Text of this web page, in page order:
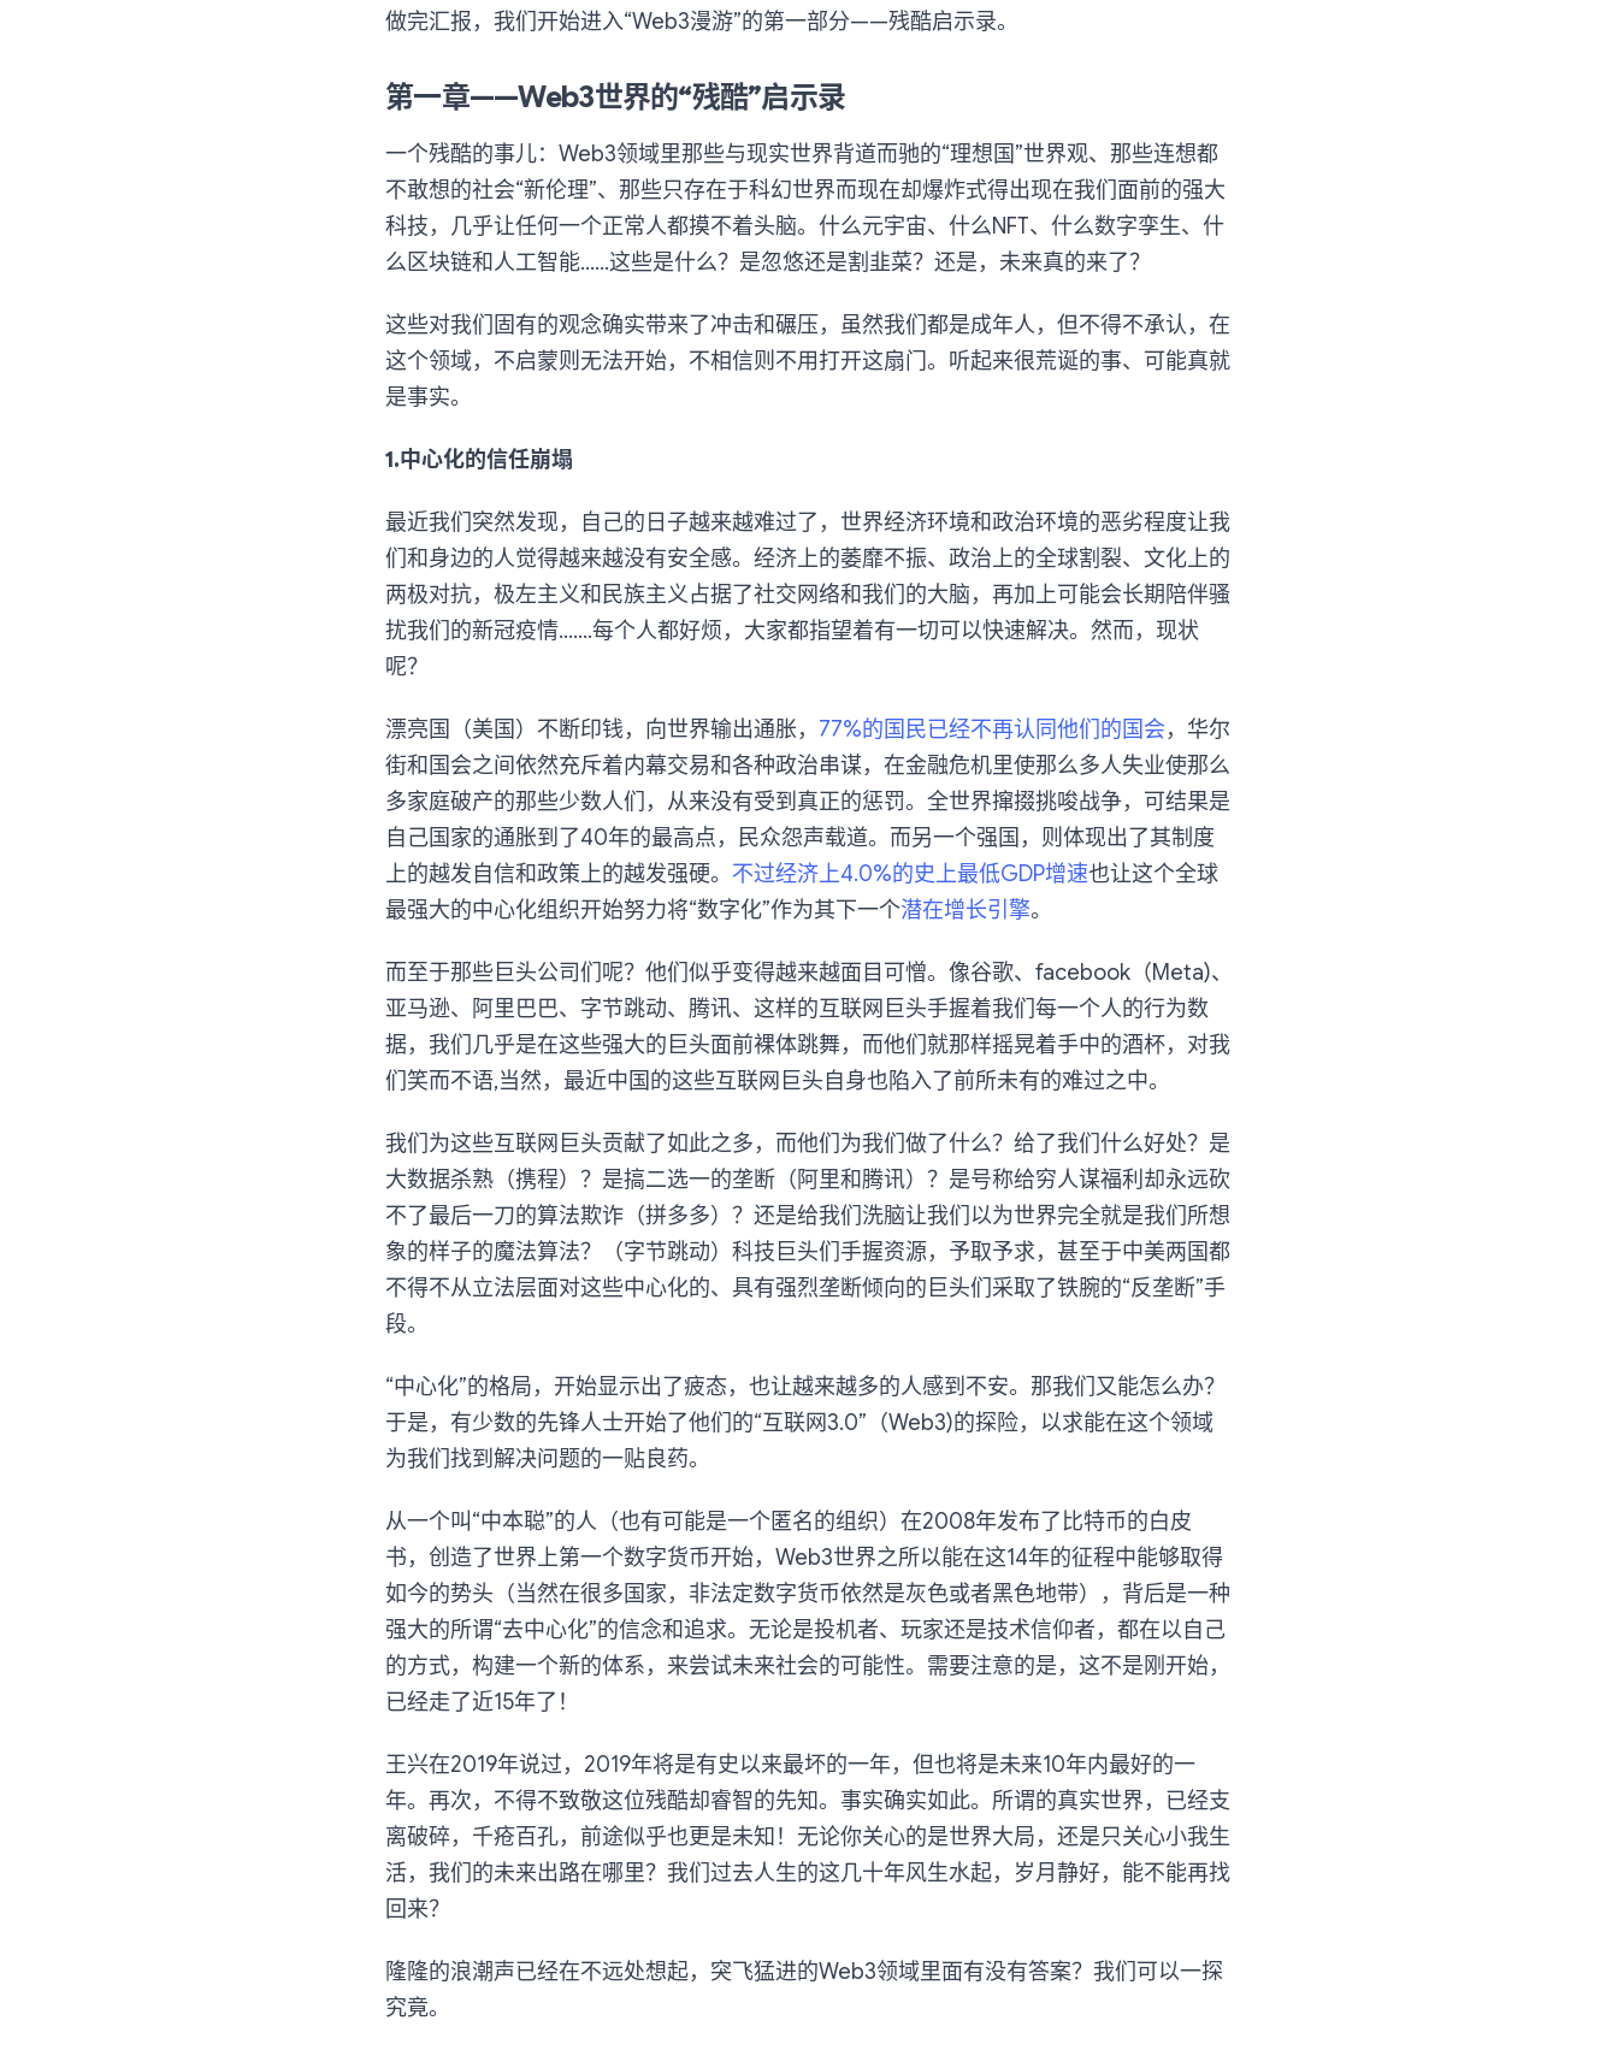
做完汇报，我们开始进入“Web3漫游”的第一部分——残酷启示录。
第一章——Web3世界的“残酷”启示录
一个残酷的事儿：Web3领域里那些与现实世界背道而驰的“理想国”世界观、那些连想都
不敢想的社会“新伦理”、那些只存在于科幻世界而现在却爆炸式得出现在我们面前的强大
科技，几乎让任何一个正常人都摸不着头脑。什么元宇宙、什么NFT、什么数字孪生、什
么区块链和人工智能……这些是什么？是忽悠还是割韭菜？还是，未来真的来了？
这些对我们固有的观念确实带来了冲击和碾压，虽然我们都是成年人，但不得不承认，在
这个领域，不启蒙则无法开始，不相信则不用打开这扇门。听起来很荒诞的事、可能真就
是事实。
1.中心化的信任崩塌
最近我们突然发现，自己的日子越来越难过了，世界经济环境和政治环境的恶劣程度让我
们和身边的人觉得越来越没有安全感。经济上的萎靡不振、政治上的全球割裂、文化上的
两极对抗，极左主义和民族主义占据了社交网络和我们的大脑，再加上可能会长期陪伴骚
扰我们的新冠疫情…….每个人都好烦，大家都指望着有一切可以快速解决。然而，现状
呢？
漂亮国（美国）不断印钱，向世界输出通胀， 77%的国民已经不再认同他们的国会，华尔
街和国会之间依然充斥着内幕交易和各种政治串谋，在金融危机里使那么多人失业使那么
多家庭破产的那些少数人们，从来没有受到真正的惩罚。全世界撺掇挑唆战争，可结果是
自己国家的通胀到了40年的最高点，民众怨声载道。而另一个强国，则体现出了其制度
上的越发自信和政策上的越发强硬。 不过经济上4.0%的史上最低GDP增速也让这个全球
最强大的中心化组织开始努力将“数字化”作为其下一个潜在增长引擎。
而至于那些巨头公司们呢？他们似乎变得越来越面目可憎。像谷歌、facebook（Meta)、
亚马逊、阿里巴巴、字节跳动、腾讯、这样的互联网巨头手握着我们每一个人的行为数
据，我们几乎是在这些强大的巨头面前裸体跳舞，而他们就那样摇晃着手中的酒杯，对我
们笑而不语,当然，最近中国的这些互联网巨头自身也陷入了前所未有的难过之中。
我们为这些互联网巨头贡献了如此之多，而他们为我们做了什么？给了我们什么好处？是
大数据杀熟（携程）？是搞二选一的垄断（阿里和腾讯）？是号称给穷人谋福利却永远砍
不了最后一刀的算法欺诈（拼多多）？还是给我们洗脑让我们以为世界完全就是我们所想
象的样子的魔法算法？（字节跳动）科技巨头们手握资源，予取予求，甚至于中美两国都
不得不从立法层面对这些中心化的、具有强烈垄断倾向的巨头们采取了铁腕的“反垄断”手
段。
“中心化”的格局，开始显示出了疲态，也让越来越多的人感到不安。那我们又能怎么办？
于是，有少数的先锋人士开始了他们的“互联网3.0”（Web3)的探险，以求能在这个领域
为我们找到解决问题的一贴良药。
从一个叫“中本聪”的人（也有可能是一个匿名的组织）在2008年发布了比特币的白皮
书，创造了世界上第一个数字货币开始，Web3世界之所以能在这14年的征程中能够取得
如今的势头（当然在很多国家，非法定数字货币依然是灰色或者黑色地带），背后是一种
强大的所谓“去中心化”的信念和追求。无论是投机者、玩家还是技术信仰者，都在以自己
的方式，构建一个新的体系，来尝试未来社会的可能性。需要注意的是，这不是刚开始，
已经走了近15年了！
王兴在2019年说过，2019年将是有史以来最坏的一年，但也将是未来10年内最好的一
年。再次，不得不致敬这位残酷却睿智的先知。事实确实如此。所谓的真实世界，已经支
离破碎，千疮百孔，前途似乎也更是未知！无论你关心的是世界大局，还是只关心小我生
活，我们的未来出路在哪里？我们过去人生的这几十年风生水起，岁月静好，能不能再找
回来？
隆隆的浪潮声已经在不远处想起，突飞猛进的Web3领域里面有没有答案？我们可以一探
究竟。